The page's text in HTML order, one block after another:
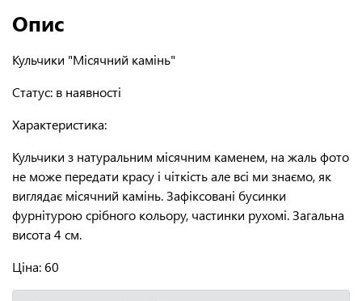
Опис
Кульчики "Місячний камінь"
Статус: в наявності
Характеристика:
Кульчики з натуральним місячним каменем, на жаль фото
не може передати красу і чіткість але всі ми знаємо, як
виглядає місячний камінь. Зафіксовані бусинки
фурнітурою срібного кольору, частинки рухомі. Загальна
висота 4 см.
Ціна:60